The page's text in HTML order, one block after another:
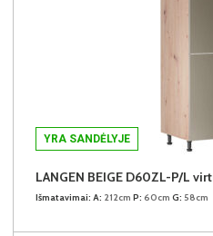
YRA SANDĖLYJE
Išmatavimai: A: 212cm P: 60cm G: 58cm